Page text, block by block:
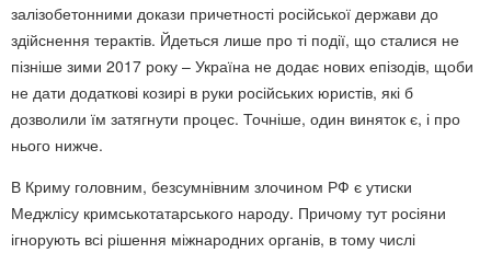
залізобетонними докази причетності російської держави до
здійснення терактів. Йдеться лише про ті події, що сталися не
пізніше зими 2017 року – Україна не додає нових епізодів, щоби
не дати додаткові козирі в руки російських юристів, які б
дозволили їм затягнути процес. Точніше, один виняток є, і про
нього нижче.
В Криму головним, безсумнівним злочином РФ є утиски
Меджлісу кримськотатарського народу. Причому тут росіяни
ігнорують всі рішення міжнародних органів, в тому числі